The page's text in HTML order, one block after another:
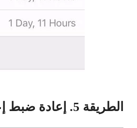
الطريقة 5. إعادة ضبط إعدادات الشبكة